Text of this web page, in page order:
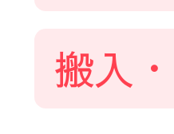
搬入